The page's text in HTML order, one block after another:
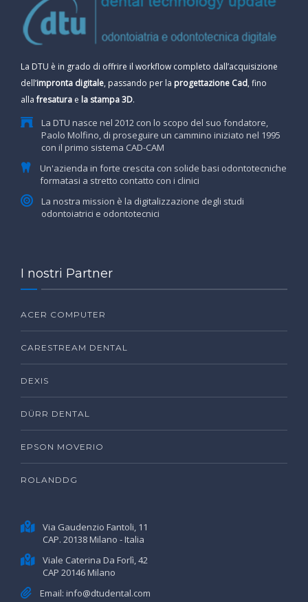
La DTU è in grado di offrire il workflow completo dall’acquisizione
dell’impronta digitale, passando per la progettazione Cad, fino
allafresatura e la stampa 3D.
La DTU nasce nel 2012 con lo scopo del suo fondatore,
Paolo Molfino, di proseguire un cammino iniziato nel 1995
con il primo sistema CAD-CAM
Un'azienda in forte crescita con solide basi odontotecniche
formatasi a stretto contatto con i clinici
La nostra mission è la digitalizzazione degli studi
odontoiatrici e odontotecnici
I nostri Partner
ACER COMPUTER
CARESTREAM DENTAL
DEXIS
DÜRR DENTAL
EPSON MOVERIO
ROLANDDG
Via Gaudenzio Fantoli, 11
CAP. 20138 Milano - Italia
Viale Caterina Da Forlì, 42
CAP 20146 Milano
Email: info@dtudental.com